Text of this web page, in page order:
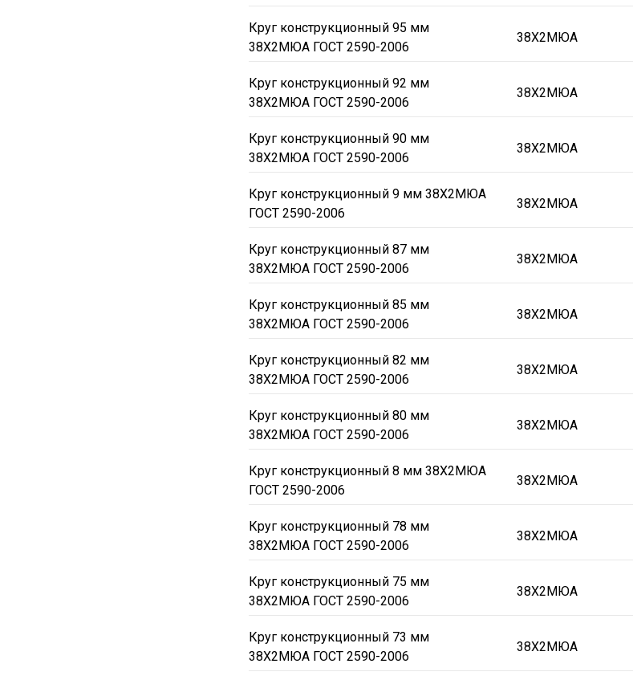
Круг конструкционный 95 мм
38Х2МЮА ГОСТ 2590-2006
38Х2МЮА
Круг конструкционный 92 мм
38Х2МЮА ГОСТ 2590-2006
38Х2МЮА
Круг конструкционный 90 мм
38Х2МЮА ГОСТ 2590-2006
38Х2МЮА
Круг конструкционный 9 мм 38Х2МЮА
ГОСТ 2590-2006
38Х2МЮА
Круг конструкционный 87 мм
38Х2МЮА ГОСТ 2590-2006
38Х2МЮА
Круг конструкционный 85 мм
38Х2МЮА ГОСТ 2590-2006
38Х2МЮА
Круг конструкционный 82 мм
38Х2МЮА ГОСТ 2590-2006
38Х2МЮА
Круг конструкционный 80 мм
38Х2МЮА ГОСТ 2590-2006
38Х2МЮА
Круг конструкционный 8 мм 38Х2МЮА
ГОСТ 2590-2006
38Х2МЮА
Круг конструкционный 78 мм
38Х2МЮА ГОСТ 2590-2006
38Х2МЮА
Круг конструкционный 75 мм
38Х2МЮА ГОСТ 2590-2006
38Х2МЮА
Круг конструкционный 73 мм
38Х2МЮА ГОСТ 2590-2006
38Х2МЮА